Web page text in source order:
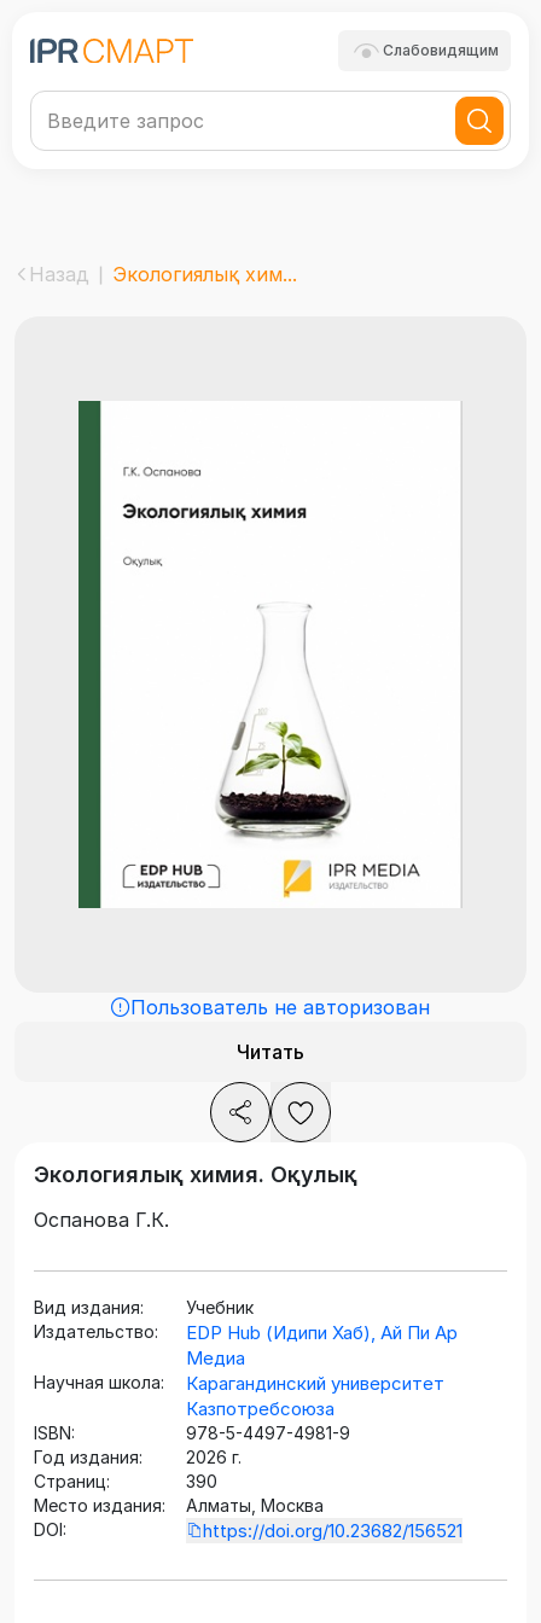
Слабовидящим
Назад Экологиялық хим...
Пользователь не авторизован
Читать
Экологиялық химия. Оқулық
Оспанова Г.К.
Вид издания:
Учебник
Издательство:
EDP Hub (Идипи Хаб), Ай Пи Ар
Медиа
Научная школа:
Карагандинский университет
Казпотребсоюза
ISBN:
978-5-4497-4981-9
Год издания:
2026 г.
Страниц:
390
Место издания:
Алматы, Москва
DOI:
https://doi.org/10.23682/156521